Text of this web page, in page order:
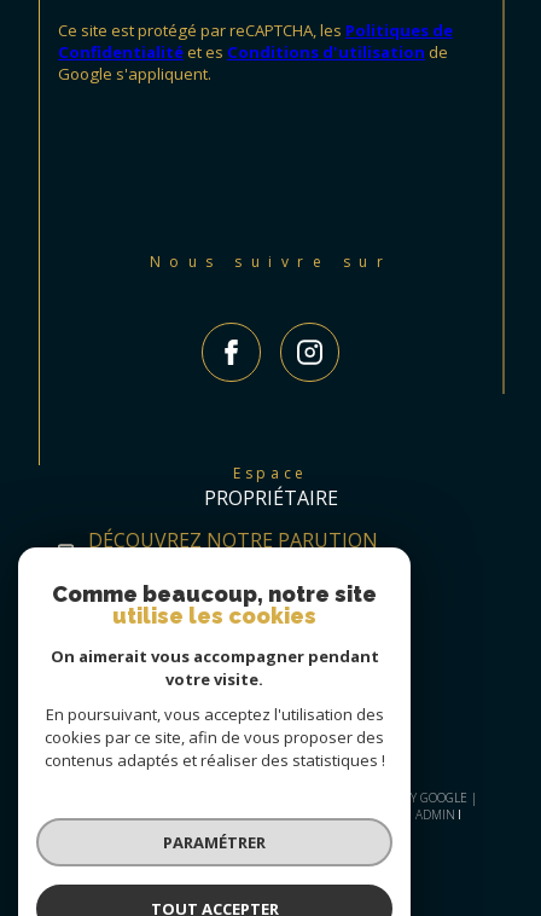
Ce site est protégé par reCAPTCHA, les Politiques de
Confidentialité et es Conditions d'utilisation de
Google s'appliquent.
Nous suivre sur
Espace
PROPRIÉTAIRE
DÉCOUVREZ NOTRE PARUTION
© 2026 | TOUS DROITS RÉSERVÉS | TRADUCTION POWERED BY GOOGLE |
PLAN DU SITE
NOS HONORAIRES MENTIONS LÉGALES
ADMIN
POLITIQUE RGPD COOKIES
Comme beaucoup, notre site
utilise les cookies
On aimerait vous accompagner pendant
votre visite.
En poursuivant, vous acceptez l'utilisation des
cookies par ce site, afin de vous proposer des
contenus adaptés et réaliser des statistiques !
PARAMÉTRER
TOUT ACCEPTER